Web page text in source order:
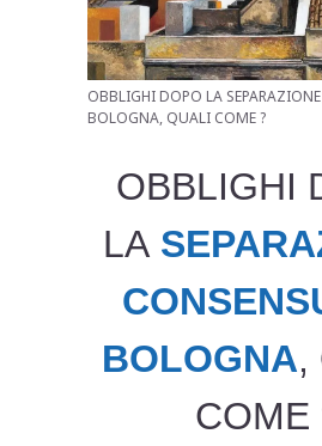
OBBLIGHI DOPO LA
BOLOGNA, QUALI COME ?
OBBLIGHI
LA
BOLOGNA,
COME